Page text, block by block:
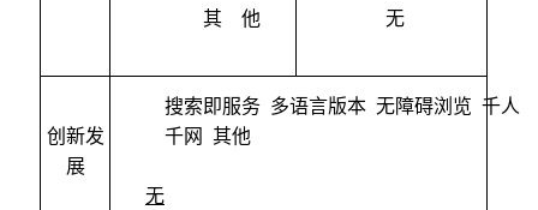
其 他 无
创新发
展
搜索即服务 多语言版本 无障碍浏览 千人
千网 其他
无